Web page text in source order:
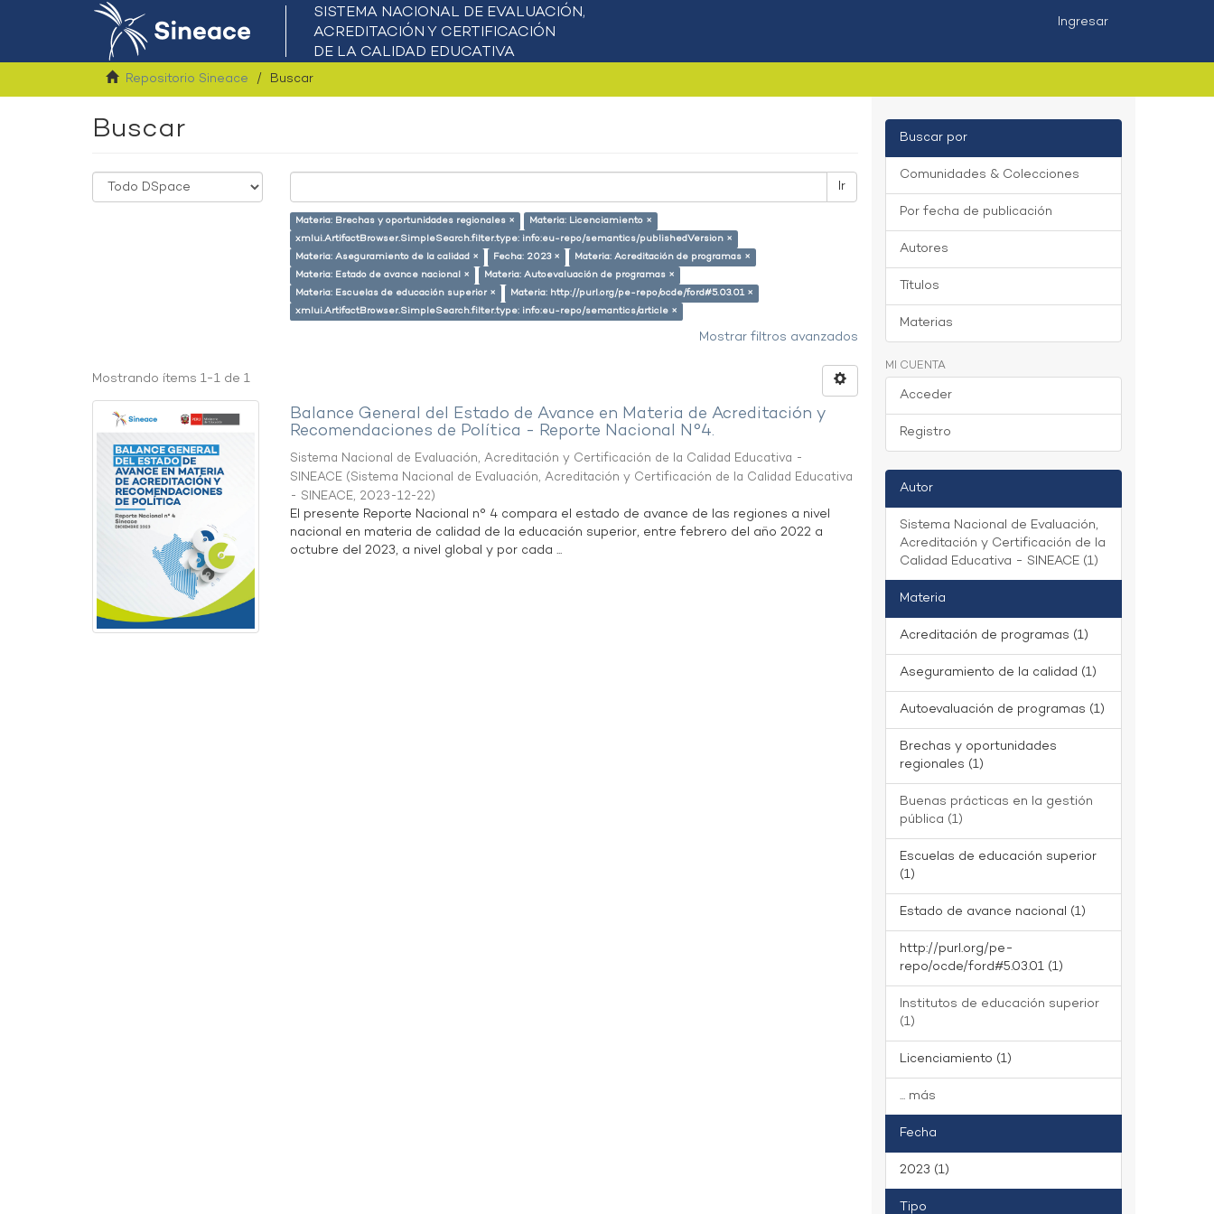
Ingresar
Repositorio Sineace Buscar
Buscar
Ir
Materia: Brechas y oportunidades regionales ×
Materia: Licenciamiento ×
xmlui.ArtifactBrowser.SimpleSearch.filter.type: info:eu-repo/semantics/publishedVersion ×
Materia: Aseguramiento de la calidad ×
Fecha: 2023 ×
Materia: Acreditación de programas ×
Materia: Estado de avance nacional ×
Materia: Autoevaluación de programas ×
Materia: Escuelas de educación superior ×
Materia: http://purl.org/pe-repo/ocde/ford#5.03.01 ×
xmlui.ArtifactBrowser.SimpleSearch.filter.type: info:eu-repo/semantics/article ×
Mostrar filtros avanzados
Mostrando ítems 1-1 de 1
Balance General del Estado de Avance en Materia de Acreditación y
Recomendaciones de Política - Reporte Nacional N°4.
Sistema Nacional de Evaluación, Acreditación y Certificación de la Calidad Educativa -
SINEACE (Sistema Nacional de Evaluación, Acreditación y Certificación de la Calidad Educativa
- SINEACE, 2023-12-22)
El presente Reporte Nacional n° 4 compara el estado de avance de las regiones a nivel
nacional en materia de calidad de la educación superior, entre febrero del año 2022 a
octubre del 2023, a nivel global y por cada ...
Buscar por
Comunidades & Colecciones
Por fecha de publicación
Autores
Títulos
Materias
MI CUENTA
Acceder
Registro
Autor
Sistema Nacional de Evaluación,
Acreditación y Certificación de la
Calidad Educativa - SINEACE (1)
Materia
Acreditación de programas (1)
Aseguramiento de la calidad (1)
Autoevaluación de programas (1)
Brechas y oportunidades
regionales (1)
Buenas prácticas en la gestión
pública (1)
Escuelas de educación superior
(1)
Estado de avance nacional (1)
http://purl.org/pe-
repo/ocde/ford#5.03.01 (1)
Institutos de educación superior
(1)
Licenciamiento (1)
... más
Fecha
2023 (1)
Tipo